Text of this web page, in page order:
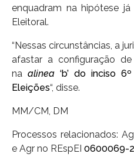
enquadram na hipótese
Eleitoral.
“Nessas circunstâncias, a
afastar a configuração
na alinea ‘b’ do inciso
Eleições“, disse.
MM/CM, DM
Processos relacionados:
e Agr no REspEI 0600069-